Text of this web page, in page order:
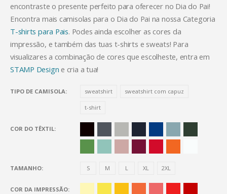
encontraste o presente perfeito para oferecer no Dia do Pai!
Encontra mais camisolas para o Dia do Pai na nossa Categoria
T-shirts para Pais. Podes ainda escolher as cores da
impressão, e também das tuas t-shirts e sweats! Para
visualizares a combinação de cores que escolheste, entra em
STAMP Design e cria a tua!
TIPO DE CAMISOLA sweatshirt sweatshirt com capuz
t-shirt
COR DO TÊXTIL
TAMANHO S M L XL 2XL
COR DA IMPRESSÃO